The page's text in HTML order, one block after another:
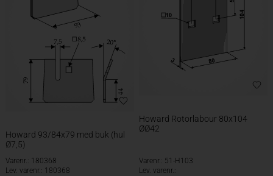
Howard 93/84x79 med buk (hul
Ø7,5)
Varenr.: 180368
Lev. varenr.: 180368
Howard Rotorlabour 80x104
ØØ42
Varenr.: 51-H103
Lev. varenr.: